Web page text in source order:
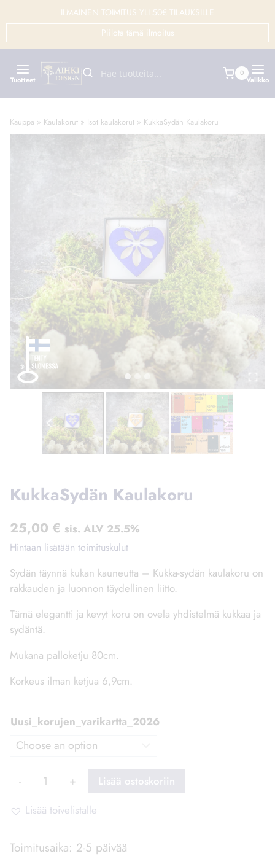
sisältöön
ILMAINEN TOIMITUS YLI 50€ TILAUKSILLE
Piilota tämä ilmoitus
Tuotteet
0
Valikko
Kauppa » Kaulakorut » Isot kaulakorut » KukkaSydän Kaulakoru
KukkaSydän Kaulakoru
25,00 € sis. ALV 25.5%
Hintaan lisätään toimituskulut
Sydän täynnä kukan kauneutta – Kukka-sydän kaulakoru on
rakkauden ja luonnon täydellinen liitto.
Tämä elegantti ja kevyt koru on ovela yhdistelmä kukkaa ja
sydäntä.
Mukana palloketju 80cm.
Korkeus ilman ketjua 6,9cm.
Uusi_korujen_varikartta_2026
KukkaSydän
määrä
Lisää ostoskoriin
Lisää toivelistalle
Toimitusaika: 2-5 päivää